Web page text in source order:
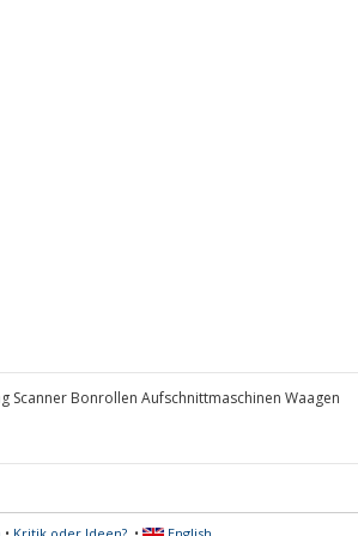
Scanner Bonrollen Aufschnittmaschinen Waagen